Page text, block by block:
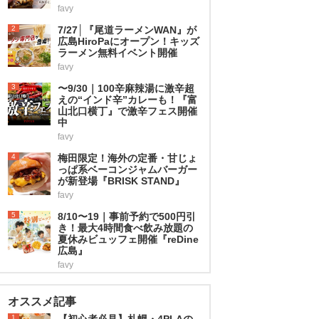
favy
2
7/27│『尾道ラーメンWAN』が
広島HiroPaにオープン！キッズ
ラーメン無料イベント開催
favy
3
〜9/30｜100辛麻辣湯に激辛超
えの“インド辛”カレーも！『富
山北口横丁』で激辛フェス開催
中
favy
4
梅田限定！海外の定番・甘じょ
っぱ系ベーコンジャムバーガー
が新登場『BRISK STAND』
favy
5
8/10〜19｜事前予約で500円引
き！最大4時間食べ飲み放題の
夏休みビュッフェ開催『reDine
広島』
favy
オススメ記事
1